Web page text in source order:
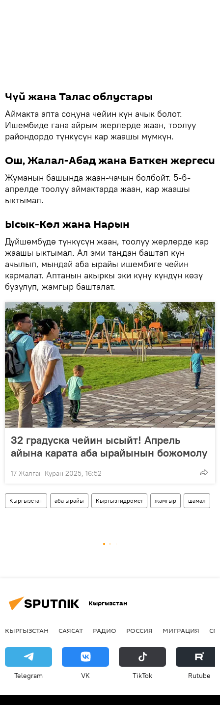
Чүй жана Талас облустары
Аймакта апта соңуна чейин күн ачык болот.
Ишембиде гана айрым жерлерде жаан, тоолуу
райондордо түнкүсүн кар жаашы мүмкүн.
Ош, Жалал-Абад жана Баткен жергеси
Жуманын башында жаан-чачын болбойт. 5-6-
апрелде тоолуу аймактарда жаан, кар жаашы
ыктымал.
Ысык-Көл жана Нарын
Дүйшөмбүдө түнкүсүн жаан, тоолуу жерлерде кар
жаашы ыктымал. Ал эми таңдан баштап күн
ачылып, мындай аба ырайы ишембиге чейин
кармалат. Аптанын акыркы эки күнү күндүн көзү
бузулуп, жамгыр башталат.
32 градуска чейин ысыйт! Апрель
айына карата аба ырайынын божомолу
17 Жалган Куран 2025, 16:52
Кыргызстан аба ырайы Кыргызгидромет жамгыр шамал
Кыргызстан
КЫРГЫЗСТАН САЯСАТ РАДИО РОССИЯ МИГРАЦИЯ
Telegram VK ТikТоk Rutube